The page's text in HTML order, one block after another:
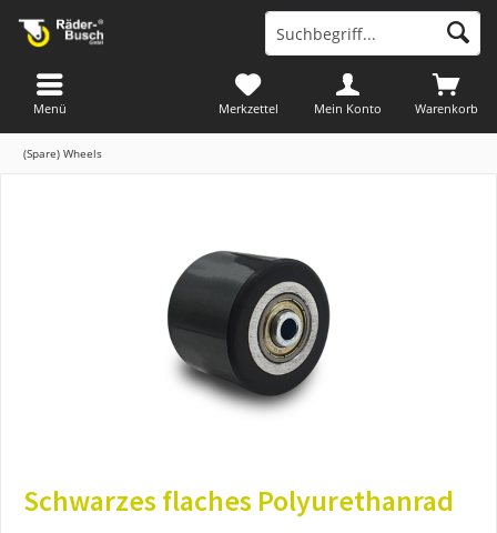
Warenkorb
Merkzettel Mein Konto
Menü
(Spare) Wheels
Schwarzes flaches Polyurethanrad